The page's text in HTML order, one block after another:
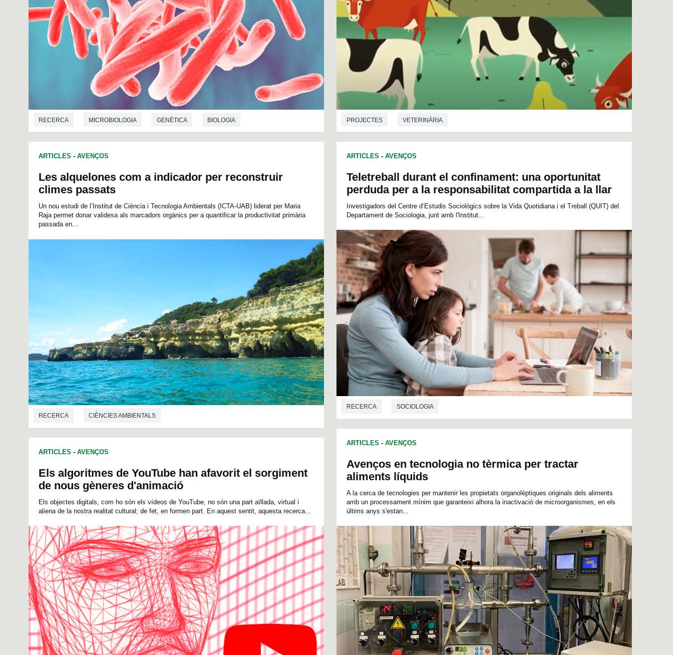
RECERCA MICROBIOLOGIA GENÈTICA BIOLOGIA
ARTICLES - AVENÇOS
Les alquelones com a indicador per reconstruir
climes passats
Un nou estudi de l’Institut de Ciència i Tecnologia Ambientals (ICTA-UAB) liderat per Maria
Raja permet donar validesa als marcadors orgànics per a quantificar la productivitat primària
passada en...
RECERCA CIÈNCIES AMBIENTALS
ARTICLES - AVENÇOS
Els algoritmes de YouTube han afavorit el sorgiment
de nous gèneres d'animació
Els objectes digitals, com ho són els vídeos de YouTube, no són una part aïllada, virtual i
aliena de la nostra realitat cultural; de fet, en formen part. En aquest sentit, aquesta recerca...
PROJECTES VETERINÀRIA
ARTICLES - AVENÇOS
Teletreball durant el confinament: una oportunitat
perduda per a la responsabilitat compartida a la llar
Investigadors del Centre d’Estudis Sociològics sobre la Vida Quotidiana i el Treball (QUIT) del
Departament de Sociologia, junt amb l'Institut...
RECERCA SOCIOLOGIA
ARTICLES - AVENÇOS
Avenços en tecnologia no tèrmica per tractar
aliments líquids
A la cerca de tecnologies per mantenir les propietats organolèptiques originals dels aliments
amb un processament mínim que garanteixi alhora la inactivació de microorganismes, en els
últims anys s'estan...